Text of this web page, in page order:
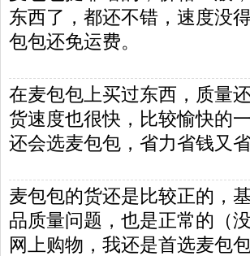
东西了，都还不错，速度没
包包还免运费。
在麦包包上买过东西，质量
货速度也很快，比较愉快的
还会选麦包包，省力省钱又省
麦包包的货还是比较正的，
品质量问题，也是正常的（
网上购物，我还是首选麦包包